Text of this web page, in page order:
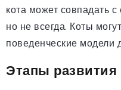
кота может совпадать
но не всегда. Коты
поведенческие модели
Этапы развития